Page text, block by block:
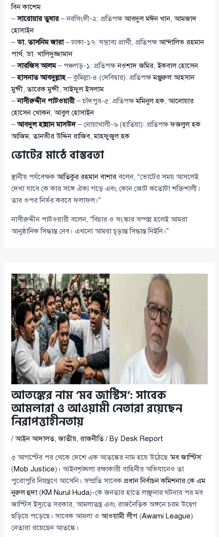
বিন কাশেম
–সারোয়ার তুষার– নরসিংদী-২: প্রতিপক্ষআবদুল মঈন খান,আমজাদ
হোসাইন
–ডা. তাসনিম জারা– ঢাকা-১৭: সম্ভাব্য প্রার্থী, প্রতিপক্ষআন্দালিভ রহমান
পার্থ,ডা. খালিদুজ্জামান
–সারজিস আলম– পঞ্চগড়-১: প্রতিপক্ষনওশাদ জমির,ইকবাল হোসেন
–হাসনাত আবদুল্লাহ– কুমিল্লা-৪ (দেবিদ্বার): প্রতিপক্ষমঞ্জুরুল আহসান
মুন্সী,তারেক মুন্সী,সাইফুল ইসলাম
–নাসীরুদ্দীন পাটওয়ারী– চাঁদপুর-৫: প্রতিপক্ষমমিনুল হক,আনোয়ার
হোসেন খোকন,আবুল হোসাইন
–আবদুল হান্নান মাসউদ– নোয়াখালী-৬ (হাতিয়া): প্রতিপক্ষফজলুল হক
আজিম,তানভীর উদ্দিন রাজিব,মাহফুজুল হক
ভোটের মাঠে বাস্তবতা
স্থানীয় পর্যবেক্ষকআতিকুর রহমান বাশারবলেন, “ভোটের সময় আসলেই
দেখা যাবে কে কার সঙ্গে ঐক্য গড়ে এবং কোন জোট কতোটা শক্তিশালী।
তার ওপর নির্ভর করবে ফলাফল।”
নাসীরুদ্দীন পাটওয়ারী বলেন, “বিচার ও সংস্কার সম্পন্ন হলেই আমরা
আনুষ্ঠানিক সিদ্ধান্ত নেব। এখনো আমরা চূড়ান্ত সিদ্ধান্ত নিইনি।”
আতঙ্কের নাম ‘মব জাস্টিস’: সাবেক
আমলারা ও আওয়ামী নেতারা রয়েছেন
নিরাপত্তাহীনতায়
/আইন আদালত,জাতীয়,রাজনীতি/ By Desk Report
৫ আগস্টের পর থেকে দেশে এক আতঙ্কের নাম হয়ে উঠেছে ‘মব জাস্টিস’
(Mob Justice)। আইনশৃঙ্খলা রক্ষাকারী বাহিনীর অভিযানেও তা
পুরোপুরি নিয়ন্ত্রণে আসেনি। সম্প্রতি সাবেকপ্রধান নির্বাচন কমিশনার কে এম
নুরুল হুদা(KM Nurul Huda)-কে জনতার হাতে লাঞ্ছনার ঘটনার পর মব
জাস্টিস ইস্যুতে সরকার, আমলাতন্ত্র এবং রাজনৈতিক অঙ্গনে চরম উদ্বেগ
ছড়িয়ে পড়েছে। সাবেক আমলা ওআওয়ামী লীগ(Awami League)
নেতারা রয়েছেন আতঙ্কে।